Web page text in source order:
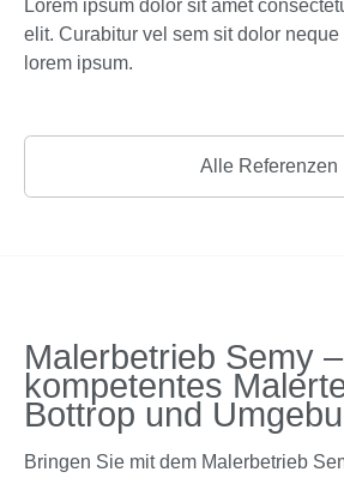
Lorem ipsum dolor sit amet
elit. Curabitur vel sem sit dolor neque
lorem ipsum.
Alle Referenzen
Malerbetrieb Semy
kompetentes
Bottrop und
Bringen Sie mit dem Malerbetrieb